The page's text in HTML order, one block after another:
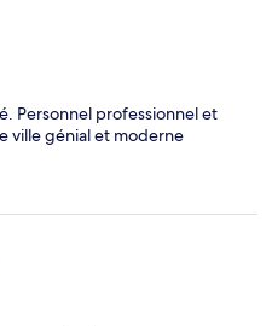
Personnel professionnel et
ville génial et moderne